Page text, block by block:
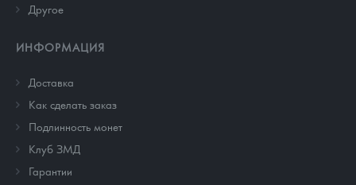
Другое
ИНФОРМАЦИЯ
Доставка
Как сделать заказ
Подлинность монет
Клуб ЗМД
Гарантии